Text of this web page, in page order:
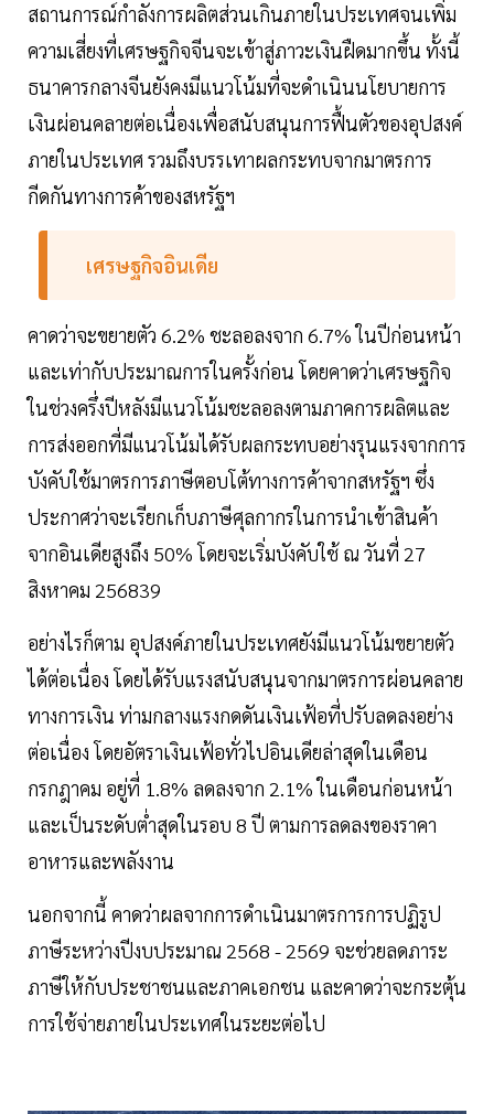
สถานการณ์กำลังการผลิตส่วนเกินภายในประเทศจนเพิ่ม
ความเสี่ยงที่เศรษฐกิจจีนจะเข้าสู่ภาวะเงินฝืดมากขึ้น ทั้งนี้
ธนาคารกลางจีนยังคงมีแนวโน้มที่จะดำเนินนโยบายการ
เงินผ่อนคลายต่อเนื่องเพื่อสนับสนุนการฟื้นตัวของอุปสงค์
ภายในประเทศ รวมถึงบรรเทาผลกระทบจากมาตรการ
กีดกันทางการค้าของสหรัฐฯ
เศรษฐกิจอินเดีย
คาดว่าจะขยายตัว 6.2% ชะลอลงจาก 6.7% ในปีก่อนหน้า
และเท่ากับประมาณการในครั้งก่อน โดยคาดว่าเศรษฐกิจ
ในช่วงครึ่งปีหลังมีแนวโน้มชะลอลงตามภาคการผลิตและ
การส่งออกที่มีแนวโน้มได้รับผลกระทบอย่างรุนแรงจากการ
บังคับใช้มาตรการภาษีตอบโต้ทางการค้าจากสหรัฐฯ ซึ่ง
ประกาศว่าจะเรียกเก็บภาษีศุลกากรในการนำเข้าสินค้า
จากอินเดียสูงถึง 50% โดยจะเริ่มบังคับใช้ ณ วันที่ 27
สิงหาคม 256839
อย่างไรก็ตาม อุปสงค์ภายในประเทศยังมีแนวโน้มขยายตัว
ได้ต่อเนื่อง โดยได้รับแรงสนับสนุนจากมาตรการผ่อนคลาย
ทางการเงิน ท่ามกลางแรงกดดันเงินเฟ้อที่ปรับลดลงอย่าง
ต่อเนื่อง โดยอัตราเงินเฟ้อทั่วไปอินเดียล่าสุดในเดือน
กรกฎาคม อยู่ที่ 1.8% ลดลงจาก 2.1% ในเดือนก่อนหน้า
และเป็นระดับต่ำสุดในรอบ 8 ปี ตามการลดลงของราคา
อาหารและพลังงาน
นอกจากนี้ คาดว่าผลจากการดำเนินมาตรการการปฏิรูป
ภาษีระหว่างปีงบประมาณ 2568 - 2569 จะช่วยลดภาระ
ภาษีให้กับประชาชนและภาคเอกชน และคาดว่าจะกระตุ้น
การใช้จ่ายภายในประเทศในระยะต่อไป